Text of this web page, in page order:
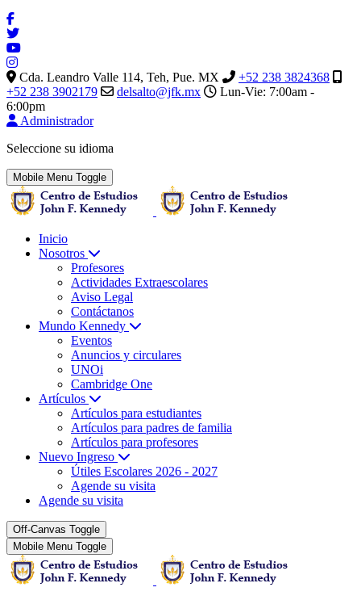
Cda. Leandro Valle 114, Teh, Pue. MX
+52 238 3824368
+52 238 3902179
delsalto@jfk.mx
Lun-Vie: 7:00am -
6:00pm
Administrador
Seleccione su idioma
Mobile Menu Toggle
Inicio
Nosotros
Profesores
Actividades Extraescolares
Aviso Legal
Contáctanos
Mundo Kennedy
Eventos
Anuncios y circulares
UNOi
Cambridge One
Artículos
Artículos para estudiantes
Artículos para padres de familia
Artículos para profesores
Nuevo Ingreso
Útiles Escolares 2026 - 2027
Agende su visita
Agende su visita
Off-Canvas Toggle
Mobile Menu Toggle